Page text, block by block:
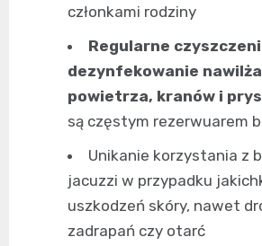
członkami rodziny
Regularne
dezynfekowanie
powietrza, kranów i
są częstym rezerwuarem
Unikanie korzystania z
jacuzzi w przypadku
uszkodzeń skóry, nawet
zadrapań czy otarć